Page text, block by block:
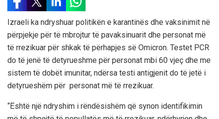
Izraeli ka ndryshuar politikën e karantinës dhe vaksinimit në
përpjekje për të mbrojtur të pavaksinuarit dhe personat më
të rrezikuar për shkak të përhapjes së Omicron. Testet PCR
do të jenë të detyrueshme për personat mbi 60 vjeç dhe me
sistem të dobët imunitar, ndërsa testi antigjenit do të jetë i
detyrueshëm për personat më të rrezikuar.
“Është një ndryshim i rëndësishëm që synon identifikimin